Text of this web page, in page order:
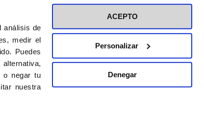
análisis de
medir el
Puedes
o negar tu
nuestra
ACEPTO
Personalizar
Denegar
eventos
Política de privacidad de RRSS
Política de cookies